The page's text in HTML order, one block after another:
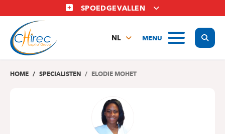
en
naar
inhoud
SPOEDGEVALLEN
MENU
NL
EN
HOME SPECIALISTEN ELODIE MOHET